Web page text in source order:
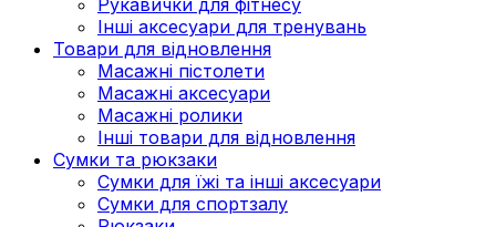
Інші аксесуари для тренувань
Товари для відновлення
Масажні пістолети
Масажні аксесуари
Масажні ролики
Інші товари для відновлення
Сумки та рюкзаки
Сумки для їжі та інші аксесуари
Сумки для спортзалу